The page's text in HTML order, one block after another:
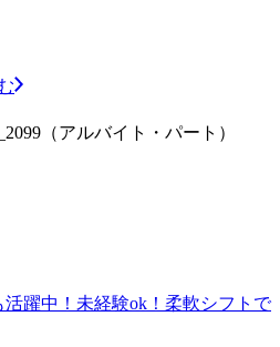
（アルバイト・パート）
躍中！未経験ok！柔軟シフトで